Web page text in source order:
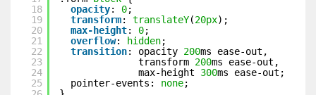
18
19
20
21
22
23
24
25
opacity: 0;
transform: translateY(20px);
max-height: 0;
overflow: hidden;
transition: opacity 200ms ease-out,
transform 200ms ease-out,
max-height 300ms ease-out;
pointer-events: none;